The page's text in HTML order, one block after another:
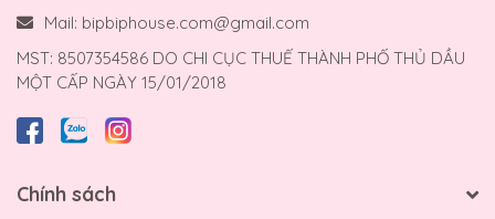
Mail: bipbiphouse.com@gmail.com
MST: 8507354586 DO CHI CỤC THUẾ THÀNH PHỐ THỦ DẦU
MỘT CẤP NGÀY 15/01/2018
Chính sách